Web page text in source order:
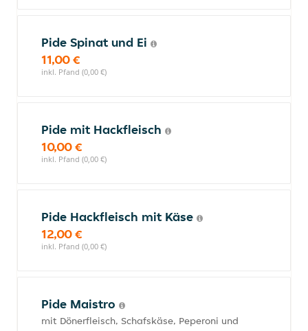
Pide Spinat und Ei
11,00 €
inkl. Pfand (0,00 €)
Pide mit Hackfleisch
10,00 €
inkl. Pfand (0,00 €)
Pide Hackfleisch mit Käse
12,00 €
inkl. Pfand (0,00 €)
Pide Maistro
mit Dönerfleisch, Schafskäse, Peperoni und